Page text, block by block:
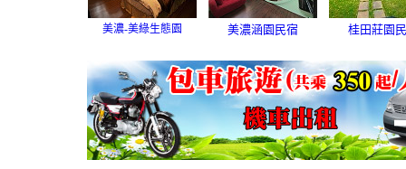
美濃-美綠生態園 美濃涵園民宿 桂田莊園